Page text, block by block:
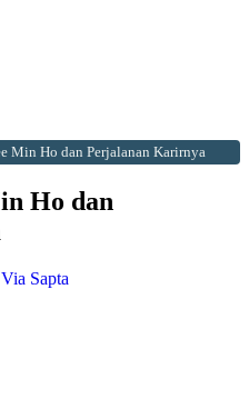
Min Ho dan Perjalanan Karirnya
Ho dan
Via Sapta